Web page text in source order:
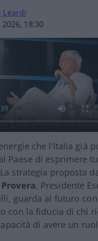
Leardi
18:30
che l’Italia già
Paese di esprimere
strategia proposta
, Presidente
guarda al futuro
con la fiducia di chi
di avere un